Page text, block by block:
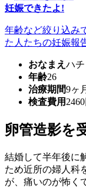
妊娠できたよ!
年齢など絞り込み
た人たちの妊娠報
おなまえ ハチ
年齢26
治療期間9ヶ
検査費用
卵管造影を
結婚して半年後に
ため近所の婦人科
が、痛いのが怖く